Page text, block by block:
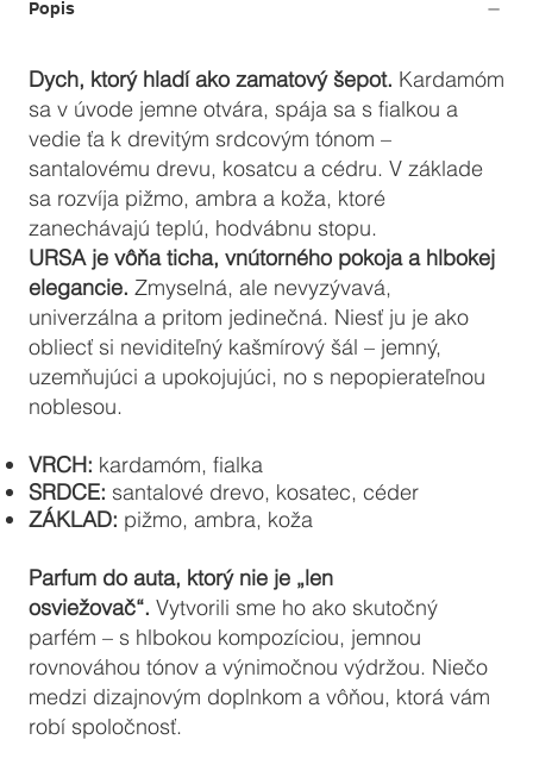
Popis
Dych, ktorý hladí ako zamatový šepot. Kardamóm
sa v úvode jemne otvára, spája sa s fialkou a
vedie ťa k drevitým srdcovým tónom –
santalovému drevu, kosatcu a cédru. V základe
sa rozvíja pižmo, ambra a koža, ktoré
zanechávajú teplú, hodvábnu stopu.
URSA je vôňa ticha, vnútorného pokoja a hlbokej
elegancie. Zmyselná, ale nevyzývavá,
univerzálna a pritom jedinečná. Niesť ju je ako
obliecť si neviditeľný kašmírový šál – jemný,
uzemňujúci a upokojujúci, no s nepopierateľnou
noblesou.
VRCH: kardamóm, fialka
SRDCE: santalové drevo, kosatec, céder
ZÁKLAD: pižmo, ambra, koža
Parfum do auta, ktorý nie je „len
osviežovač“. Vytvorili sme ho ako skutočný
parfém – s hlbokou kompozíciou, jemnou
rovnováhou tónov a výnimočnou výdržou. Niečo
medzi dizajnovým doplnkom a vôňou, ktorá vám
robí spoločnosť.